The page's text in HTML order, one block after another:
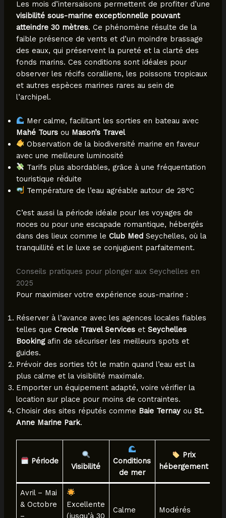
Les mois d’intersaisons permettent de profiter d’une
visibilité sous-marine exceptionnelle pouvant
atteindre 30 mètres. Ce phénomène résulte de la
faible présence de vents et d’un moindre brassage
des eaux, qui préservent la pureté et la clarté des
fonds marins. Ces conditions sont idéales pour
observer les récifs coralliens, les poissons tropicaux
et autres espèces marines rares au sein de
l’archipel.
Mer calme, facilitant les sorties en bateau avec
Mahé Toursou Mason’s Travel
Observation de la biodiversité marine en faveur
avec une meilleure luminosité
Tarifs plus abordables, grâce à une fréquentation
touristique réduite
Température de l’eau agréable autour de 28°C
C’est aussi la période idéale pour les voyages de
noces ou pour une escapade romantique, hébergés
dans des lieux comme le Club Med Seychelles, où la
tranquillité et le luxe se conjuguent parfaitement.
Conseils pratiques pour plonger aux Seychelles en
2025
Pour maximiser votre expérience sous-marine :
Réserver à l’avance avec les agences locales fiables
telles que Creole Travel Serviceset Seychelles
Bookingafin de sécuriser les meilleurs spots et
guides.
Prévoir des sorties tôt le matin quand l’eau est la
plus calme et la visibilité maximale.
Emporter un équipement adapté, voire vérifier la
location sur place pour moins de contraintes.
Choisir des sites réputés comme Baie Ternayou St.
Anne Marine Park.
Période
Visibilité
Conditions
de mer
Prix
hébergement
Avril – Mai
& Octobre
–
Excellente
(jusqu’à 30
Calme Modérés